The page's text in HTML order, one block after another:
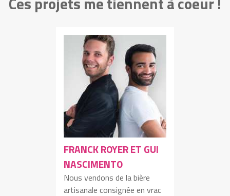
Christophe Thomas
Inscription sur Shamengo
FRANCK ROYER ET GUI
NASCIMENTO
Nous vendons de la bière
artisanale consignée en vrac